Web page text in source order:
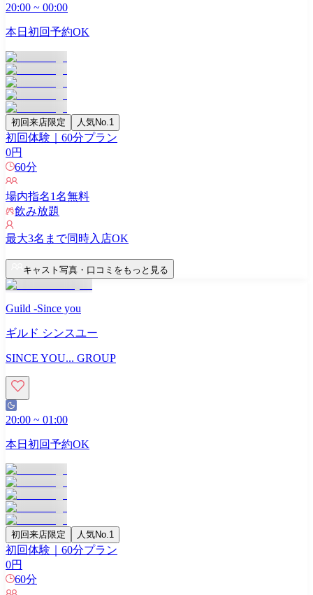
20:00 ~ 00:00
本日初回予約OK
初回来店限定 人気No.1
初回体験｜60分プラン
0円
60分
場内指名1名無料
飲み放題
最大3名まで同時入店OK
キャスト写真・口コミをもっと見る
Guild -Since you
ギルド シンスユー
SINCE YOU... GROUP
20:00 ~ 01:00
本日初回予約OK
初回来店限定 人気No.1
初回体験｜60分プラン
0円
60分